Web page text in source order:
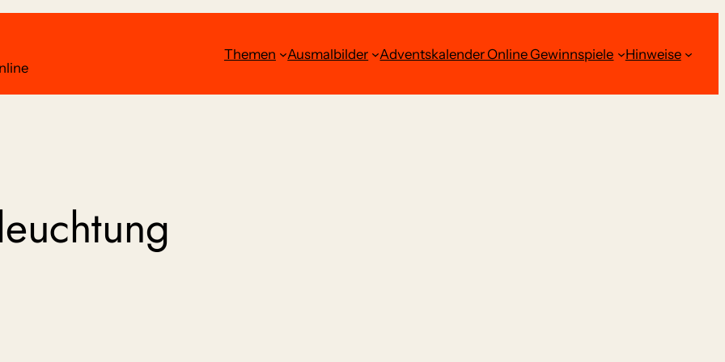
Themen Ausmalbilder Adventskalender Online Gewinnspiele Hinweise